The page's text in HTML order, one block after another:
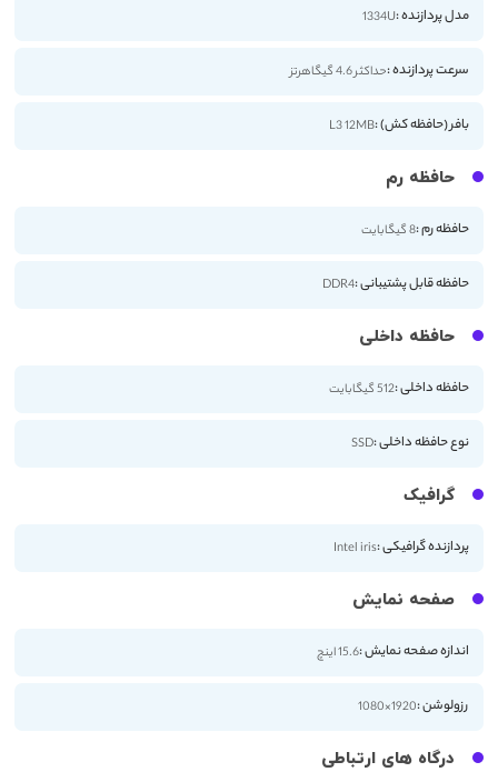
مدل پردازنده :1334U
سرعت پردازنده :حداکثر 4.6 گیگاهرتز
بافر (حافظه کش) :L3 12MB
حافظه رم
حافظه رم :8 گیگابایت
حافظه قابل پشتیبانی :DDR4
حافظه داخلی
حافظه داخلی :512 گیگابایت
نوع حافظه داخلی :SSD
گرافیک
پردازنده گرافیکی :Intel iris
صفحه نمایش
اندازه صفحه نمایش :15.6 اینچ
رزولوشن :1920×1080
درگاه های ارتباطی